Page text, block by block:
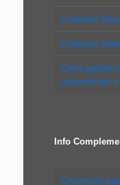
Evaluator
Evaluator
Când apelăm
autovehicule
Info
Constructii